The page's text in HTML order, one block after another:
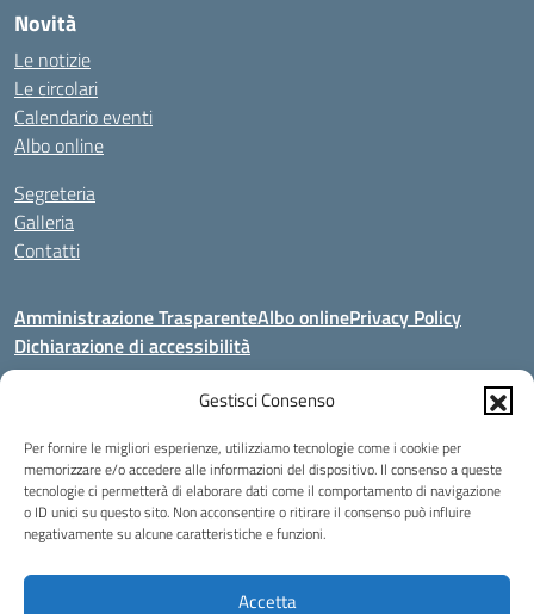
Gestisci Consenso
Per fornire le migliori esperienze, utilizziamo tecnologie come i cookie per
memorizzare e/o accedere alle informazioni del dispositivo. Il consenso a queste
tecnologie ci permetterà di elaborare dati come il comportamento di navigazione
o ID unici su questo sito. Non acconsentire o ritirare il consenso può influire
negativamente su alcune caratteristiche e funzioni.
Accetta
Novità
Le notizie
Le circolari
Calendario eventi
Albo online
Segreteria
Galleria
Contatti
Amministrazione TrasparenteAlbo onlinePrivacy Policy
Dichiarazione di accessibilità
Indirizzo:V. Artigianato, 2a, 00034 COLLEFERRO (RM)
Centralino:069702212 - 3883643664 - 3318089017
Email:segreteria@istitutomarescad.it
Posta elettronica certificata (PEC):istitutomarescad@pec.it
Codice fiscale: 04557441005